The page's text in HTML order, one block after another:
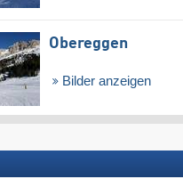
Obereggen
Bilder anzeigen